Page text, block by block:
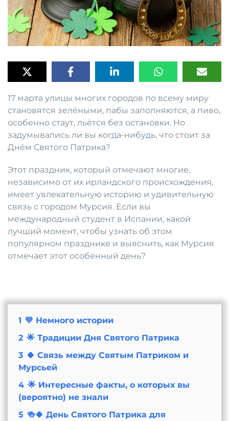
17 марта улицы многих городов по всему миру
становятся зелёными, пабы заполняются, а пиво,
особенно стаут, льётся без остановки. Но
задумывались ли вы когда-нибудь, что стоит за
Днём Святого Патрика?
Этот праздник, который отмечают многие,
независимо от их ирландского происхождения,
имеет увлекательную историю и удивительную
связь с городом Мурсия. Если вы
международный студент в Испании, какой
лучший момент, чтобы узнать об этом
популярном празднике и выяснить, как Мурсия
отмечает этот особенный день?
1 💚 Немного истории
2 🌟 Традиции Дня Святого Патрика
3 🍀 Связь между Святым Патриком и
Мурсьей
4 🌟 Интересные факты, о которых вы
(вероятно) не знали
5 🍻🍀 День Святого Патрика для